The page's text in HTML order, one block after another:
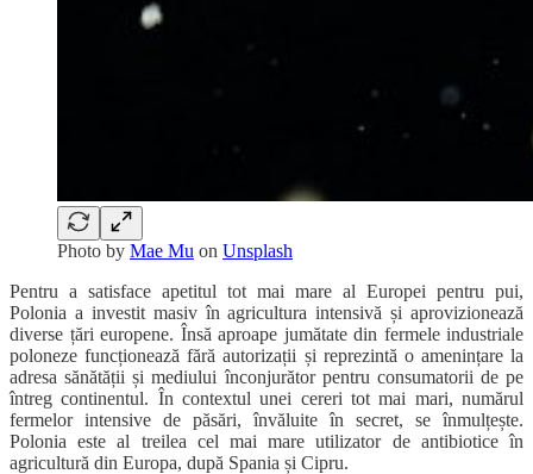
Photo by Mae Mu on Unsplash
Pentru a satisface apetitul tot mai mare al Europei pentru pui,
Polonia a investit masiv în agricultura intensivă și aprovizionează
diverse țări europene. Însă aproape jumătate din fermele industriale
poloneze funcționează fără autorizații și reprezintă o amenințare la
adresa sănătății și mediului înconjurător pentru consumatorii de pe
întreg continentul. În contextul unei cereri tot mai mari, numărul
fermelor intensive de păsări, învăluite în secret, se înmulțește.
Polonia este al treilea cel mai mare utilizator de antibiotice în
agricultură din Europa, după Spania și Cipru.